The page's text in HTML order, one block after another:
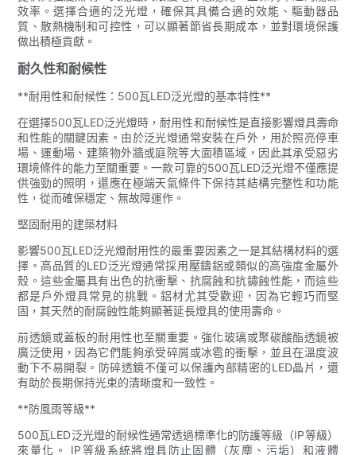
效率。選擇合適的泛光燈，確保其具備合適的效能、驅動器品
質、散熱機制和可控性，可以顯著節省長期成本，並對環境保護
做出積極貢獻。
耐久性和耐候性
**耐用性和耐候性：500瓦LED泛光燈的基本特性**
在選擇500瓦LED泛光燈時，耐用性和耐候性是直接影響燈具壽命
和性能的關鍵因素。由於泛光燈通常安裝在戶外，用於照亮停車
場、運動場、建築物外牆或庭院等大面積區域，因此其承受惡劣
環境條件的能力至關重要。一款可靠的500瓦LED泛光燈不僅應提
供強勁的照明，還應在極端天氣條件下保持其結構完整性和功能
性，從而確保穩定、無故障運作。
堅固耐用的建築材料
影響500瓦LED泛光燈耐用性的最重要因素之一是其結構材料的選
擇。高品質的LED泛光燈通常採用壓鑄鋁或類似的高強度金屬外
殼。這些金屬具有出色的抗衝擊、抗腐蝕和抗鏽蝕性能，而這些
都是戶外燈具常見的挑戰。鋁材尤其受歡迎，因為它輕巧而堅
固，其天然的耐腐蝕性能夠顯著延長燈具的使用壽命。
前透鏡或蓋板的耐用性也至關重要。強化玻璃或聚碳酸酯透鏡被
廣泛使用，因為它們能夠承受碎屑或冰雹的衝擊，並且在溫度波
動下不易開裂。防碎透鏡不僅可以保護內部精密的LED晶片，還
有助於長期保持光束的清晰度和一致性。
**防風雨等級**
500瓦LED泛光燈的耐候性通常透過標準化的防護等級（IP等級）
來量化。 IP等級系統將燈具防止固體（灰塵、污垢）和液體